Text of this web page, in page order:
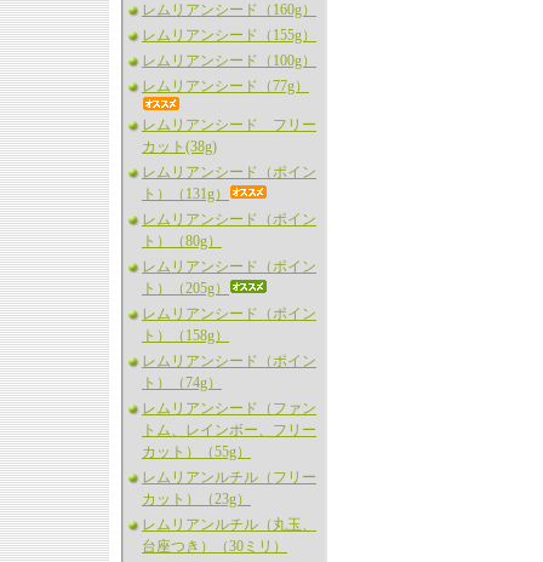
レムリアンシード（160g）
レムリアンシード（155g）
レムリアンシード（100g）
レムリアンシード（77g）
レムリアンシード フリー
カット(38g)
レムリアンシード（ポイン
ト）（131g）
レムリアンシード（ポイン
ト）（80g）
レムリアンシード（ポイン
ト）（205g）
レムリアンシード（ポイン
ト）（158g）
レムリアンシード（ポイン
ト）（74g）
レムリアンシード（ファン
トム、レインボー、フリー
カット）（55g）
レムリアンルチル（フリー
カット）（23g）
レムリアンルチル（丸玉、
台座つき）（30ミリ）